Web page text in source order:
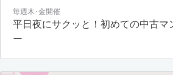
毎週木･金開催
平日夜にサクッと！初めての中古マ
ー